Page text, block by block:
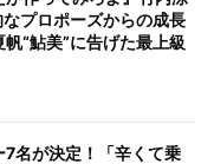
プロポーズからの成長
“鮎美”に告げた最上級
名が決定！「辛くて乗